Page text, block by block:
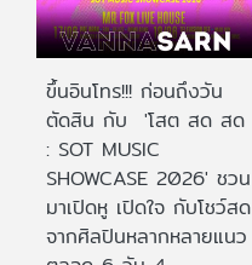
ขึ้นอินโทร!!! ก่อนถึงวัน
ตัดสิน กับ 'โสต สด สด
: SOT MUSIC
SHOWCASE 2026' ชวน
มาเปิดหู เปิดใจ กับโชว์สด
จากศิลปินหลากหลายแนว